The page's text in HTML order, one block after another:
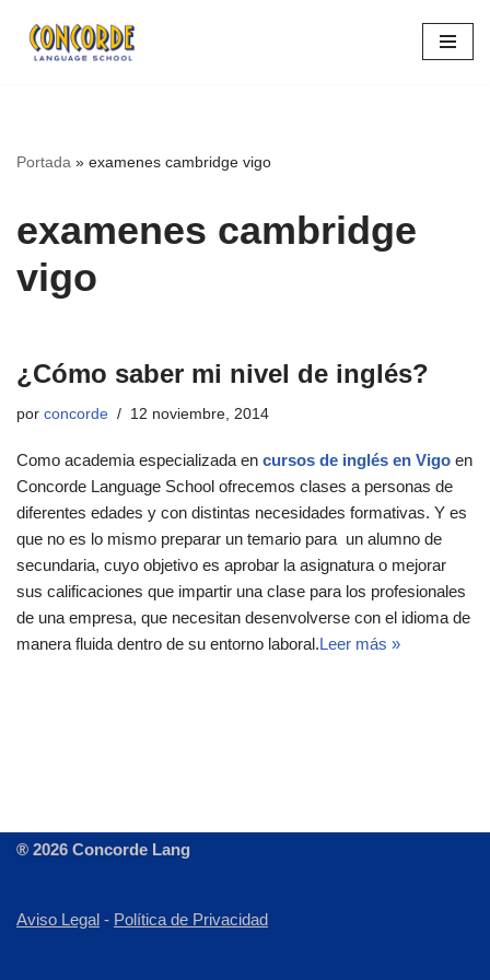
Saltar
Portada » examenes cambridge vigo
examenes cambridge
vigo
¿Cómo saber mi nivel de inglés?
por concorde 12 noviembre, 2014
Como academia especializada en cursos de inglés en Vigo en
Concorde Language School ofrecemos clases a personas de
diferentes edades y con distintas necesidades formativas. Y es
que no es lo mismo preparar un temario para un alumno de
secundaria, cuyo objetivo es aprobar la asignatura o mejorar
sus calificaciones que impartir una clase para los profesionales
de una empresa, que necesitan desenvolverse con el idioma de
manera fluida dentro de su entorno laboral.Leer más »
® 2026 Concorde Lang
Aviso Legal - Política de Privacidad